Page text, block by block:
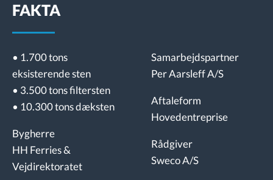
FAKTA
• 1.700 tons
eksisterende sten
• 3.500 tons filtersten
• 10.300 tons dæksten
Bygherre
HH Ferries &
Vejdirektoratet
Samarbejdspartner
Per Aarsleff A/S
Aftaleform
Hovedentreprise
Rådgiver
Sweco A/S